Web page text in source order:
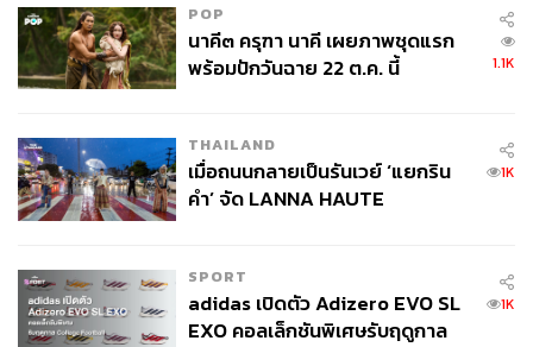
POP
นาคี๓ ครุฑา นาคี เผยภาพชุดแรก
พร้อมปักวันฉาย 22 ต.ค. นี้
1.1K
THAILAND
เมื่อถนนกลายเป็นรันเวย์ ‘แยกริน
คำ’ จัด LANNA HAUTE
1K
SPORT
adidas เปิดตัว Adizero EVO SL
EXO คอลเล็กชันพิเศษรับฤดูกาล
1K